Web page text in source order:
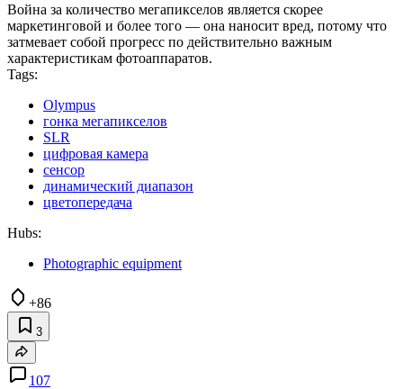
Война за количество мегапикселов является скорее
маркетинговой и более того — она наносит вред, потому что
затмевает собой прогресс по действительно важным
характеристикам фотоаппаратов.
Tags:
Olympus
гонка мегапикселов
SLR
цифровая камера
сенсор
динамический диапазон
цветопередача
Hubs:
Photographic equipment
+86
3
107